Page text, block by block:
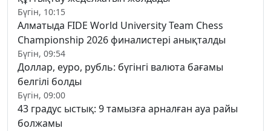
Бүгін, 10:15
Алматыда FIDE World University Team Chess
Championship 2026 финалистері анықталды
Бүгін, 09:54
Доллар, еуро, рубль: бүгінгі валюта бағамы
белгілі болды
Бүгін, 09:00
43 градус ыстық: 9 тамызға арналған ауа райы
болжамы